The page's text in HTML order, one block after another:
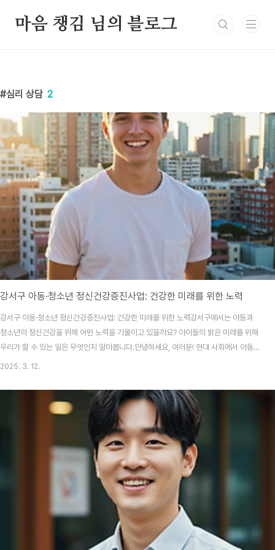
마음 챙김 님의 블로그
심리 상담 2
강서구 아동·청소년 정신건강증진사업: 건강한 미래를 위한 노력
강서구 아동·청소년 정신건강증진사업: 건강한 미래를 위한 노력강서구에서는 아동과
청소년의 정신건강을 위해 어떤 노력을 기울이고 있을까요? 아이들의 밝은 미래를 위해
우리가 할 수 있는 일은 무엇인지 알아봅니다.안녕하세요, 여러분! 현대 사회에서 아동과
청소년의 정신건강은 그 어느 때보다 중요한 주제가 되고 있습니다. 강서구는 이들의 건
정신을 갖추는 것은 미래의 삶의 질을 결정짓는 중요한 요소입니다. 하지만 많은 아이들
이 스트레스, 불안, 우울증 등으로 어려움을 겪고 있으며, 이에 대한 조기 개입과 예방이
필요합니다. 이번 글에서는 강서구에서 진행하는 아동·청소년 정신건강증진사업의 주요
내용과 그 효과, 참여 방법 등을 ..
2025. 3. 12.